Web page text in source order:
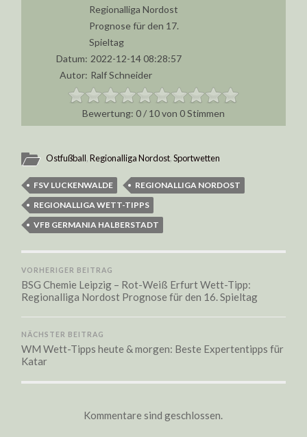
Regionalliga Nordost
Prognose für den 17.
Spieltag
Datum: 2022-12-14 08:28:57
Autor: Ralf Schneider
0/ 10von 0Stimmen
Ostfußball,Regionalliga Nordost,Sportwetten
FSV LUCKENWALDE
REGIONALLIGA NORDOST
REGIONALLIGA WETT-TIPPS
VFB GERMANIA HALBERSTADT
VORHERIGER BEITRAG
BSG Chemie Leipzig – Rot-Weiß Erfurt Wett-Tipp:
Regionalliga Nordost Prognose für den 16. Spieltag
NÄCHSTER BEITRAG
WM Wett-Tipps heute & morgen: Beste Expertentipps für
Katar
Kommentare sind geschlossen.